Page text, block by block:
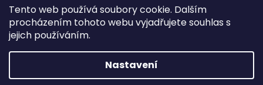
Tento web používá soubory cookie. Dalším
procházením tohoto webu vyjadřujete souhlas s
jejich používáním.
Nastavení
Discogs Profile Facebook výběr z hroznů
Top prodejce mincí Aukro
Vytvořil Shoptet
Copyright 2026W Records - osvědčený prodejce